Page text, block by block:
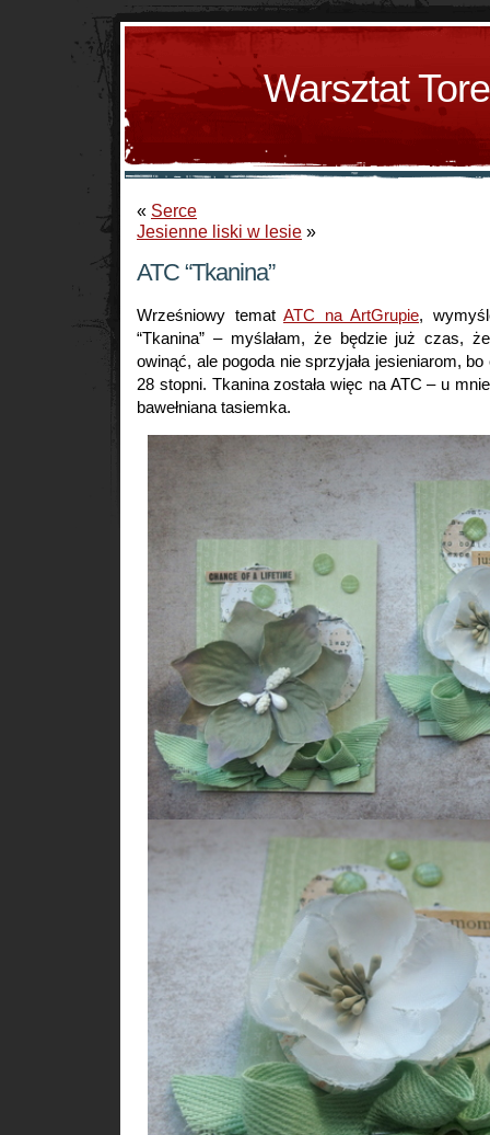
Warsztat
« Serce
Jesienne liski w lesie »
ATC “Tkanina”
Wrześniowy temat ATC na ArtGrupie,
“Tkanina” – myślałam, że będzie już czas,
owinąć, ale pogoda nie sprzyjała jesieniarom, bo
28 stopni. Tkanina została więc na ATC – u
bawełniana tasiemka.